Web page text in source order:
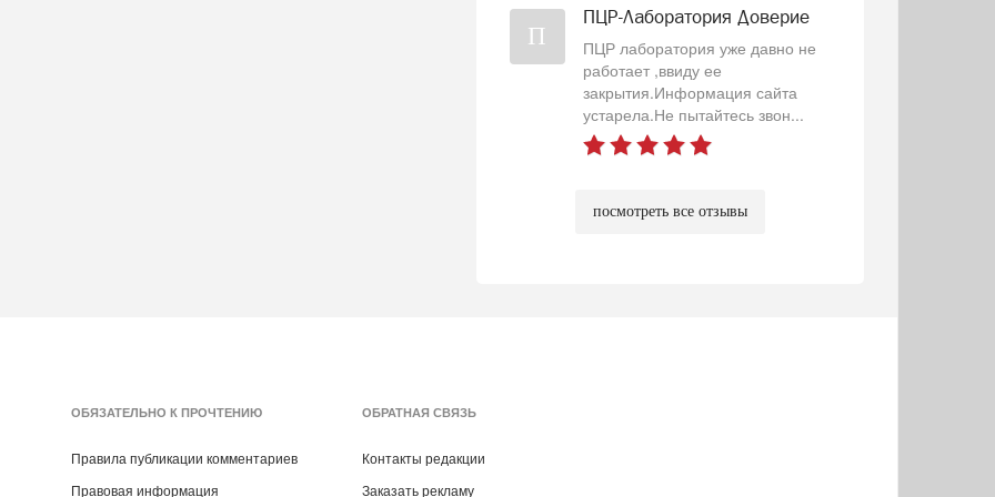
П
ПЦР-Лаборатория Доверие
ПЦР лаборатория уже давно не
работает ,ввиду ее
закрытия.Информация сайта
устарела.Не пытайтесь звон...
посмотреть все отзывы
ОБЯЗАТЕЛЬНО К ПРОЧТЕНИЮ
Правила публикации комментариев
Правовая информация
ОБРАТНАЯ СВЯЗЬ
Контакты редакции
Заказать рекламу